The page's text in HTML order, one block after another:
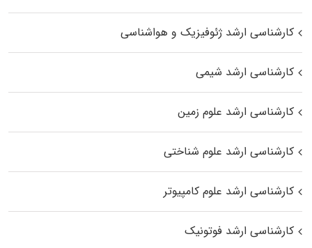
کارشناسی ارشد ژئوفیزیک و هواشناسی
کارشناسی ارشد شیمی
کارشناسی ارشد علوم زمین
کارشناسی ارشد علوم شناختی
کارشناسی ارشد علوم کامپیوتر
کارشناسی ارشد فوتونیک